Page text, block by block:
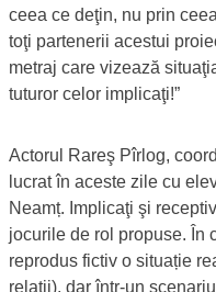
ceea ce deţin, nu prin
toţi partenerii acestui
metraj care vizează
tuturor celor implicaţi!”
Actorul Rareş Pîrlog,
lucrat în aceste zile cu
Neamț. Implicaţi şi
jocurile de rol propuse. În
reprodus fictiv o situație
relații), dar într-un